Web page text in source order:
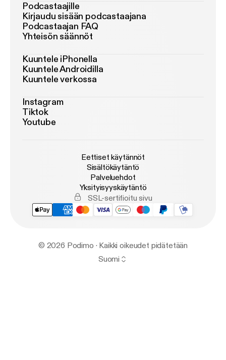
Podcastaajille
Kirjaudu sisään podcastaajana
Podcastaajan FAQ
Yhteisön säännöt
Kuuntele iPhonella
Kuuntele Androidilla
Kuuntele verkossa
Instagram
Tiktok
Youtube
Eettiset käytännöt
Sisältökäytäntö
Palveluehdot
Yksityisyyskäytäntö
SSL-sertifioitu sivu
© 2026 Podimo · Kaikki oikeudet pidätetään
Suomi